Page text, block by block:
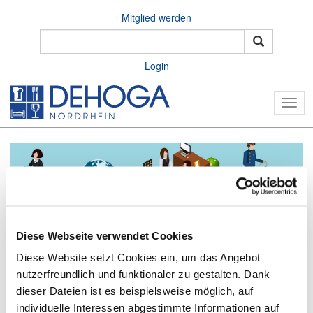
Diese Webseite verwendet Cookies
Diese Website setzt Cookies ein, um das Angebot
nutzerfreundlich und funktionaler zu gestalten. Dank
dieser Dateien ist es beispielsweise möglich, auf
individuelle Interessen abgestimmte Informationen auf
Mitglied werden
Login
Home Vorteile
Existenzgründung
Kunden an den Tisch bringen: Marketing und Vertrieb für
dein Gastro-Objekt